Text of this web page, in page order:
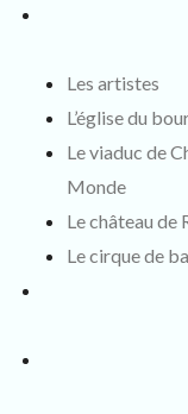
Les artistes
L’église du
Le viaduc de
Monde
Le château de
Le cirque de